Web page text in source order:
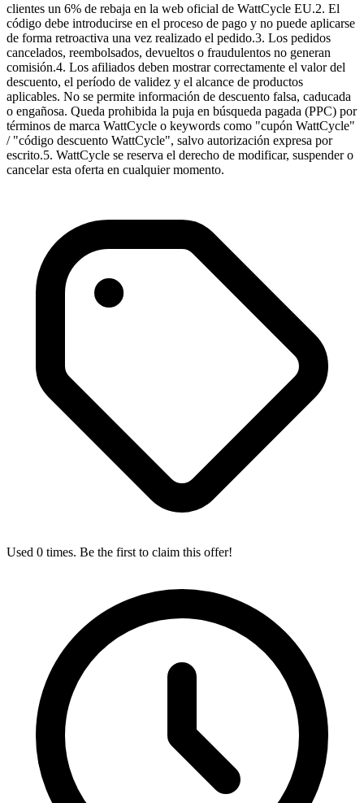
clientes un 6% de rebaja en la web oficial de WattCycle EU.2. El
código debe introducirse en el proceso de pago y no puede aplicarse
de forma retroactiva una vez realizado el pedido.3. Los pedidos
cancelados, reembolsados, devueltos o fraudulentos no generan
comisión.4. Los afiliados deben mostrar correctamente el valor del
descuento, el período de validez y el alcance de productos
aplicables. No se permite información de descuento falsa, caducada
o engañosa. Queda prohibida la puja en búsqueda pagada (PPC) por
términos de marca WattCycle o keywords como "cupón WattCycle"
/ "código descuento WattCycle", salvo autorización expresa por
escrito.5. WattCycle se reserva el derecho de modificar, suspender o
cancelar esta oferta en cualquier momento.
Used 0 times. Be the first to claim this offer!